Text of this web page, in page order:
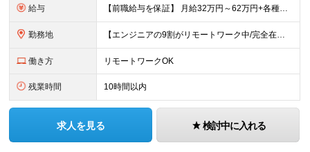
給与 【前職給与を保証】 月給32万円～62万円+各種手当+決算賞与 ★資格手当や資格取得報奨金、役職手当など待遇、福利厚生が充実！ ★1年で年収60万円以上アップした社員が多数！ ※経験・スキルを考慮
勤務地 【エンジニアの9割がリモートワーク中/完全在宅ワークで働くメンバーも◎】 現在、エンジニアの約9割がリモートワークを実施。 そのうち約3割がフルリモートで勤務しており、地方在住のメンバーも活躍していま
働き方 リモートワークOK
残業時間 10時間以内
求人を見る 検討中に入れる